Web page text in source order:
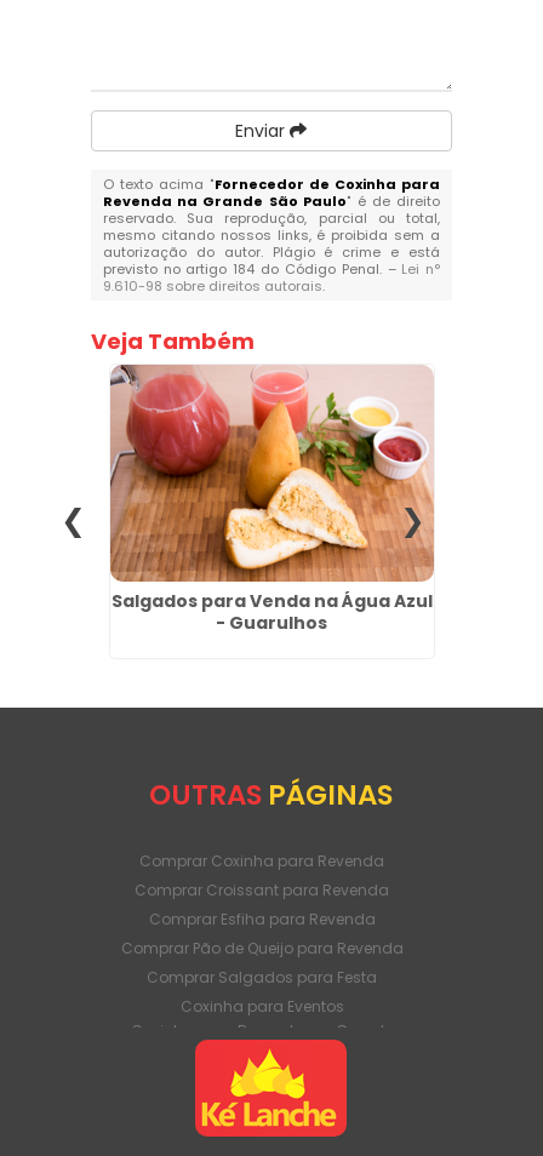
Enviar
O texto acima "Fornecedor de Coxinha para
Revenda na Grande São Paulo" é de direito
reservado. Sua reprodução, parcial ou total,
mesmo citando nossos links, é proibida sem a
autorização do autor. Plágio é crime e está
previsto no artigo 184 do Código Penal. – Lei n°
9.610-98 sobre direitos autorais.
Veja Também
Salgados para Venda na Água Azul
- Guarulhos
OUTRAS PÁGINAS
Comprar Coxinha para Revenda
Comprar Croissant para Revenda
Comprar Esfiha para Revenda
Comprar Pão de Queijo para Revenda
Comprar Salgados para Festa
Coxinha para Eventos
Coxinha para Revenda em Grande
Quantidade
Coxinha para Venda Direto da Fábrica
Coxinha para Venda em Atacado
Croissant para Revenda em Grande